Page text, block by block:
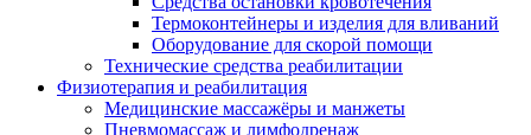
Термоконтейнеры и изделия для вливаний
Оборудование для скорой помощи
Технические средства реабилитации
Физиотерапия и реабилитация
Медицинские массажёры и манжеты
Пневмомассаж и лимфодренаж